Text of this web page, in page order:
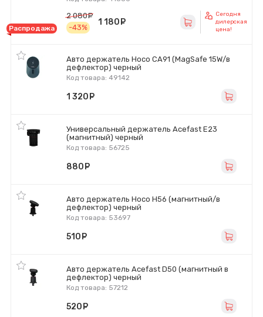
Распродажа
2 080
-43%
1 180
Сегодня
дилерская
цена!
Авто держатель Hoco CA91 (MagSafe 15W/в
дефлектор) черный
Код товара: 49142
1 320
Универсальный держатель Acefast E23
(магнитный) черный
Код товара: 56725
880
Авто держатель Hoco H56 (магнитный/в
дефлектор) черный
Код товара: 53697
510
Авто держатель Acefast D50 (магнитный в
дефлектор) черный
Код товара: 57212
520